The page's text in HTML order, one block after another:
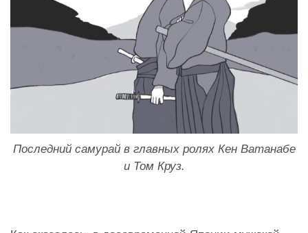
Последний самурай в главных ролях Кен Ватанабе
и Том Круз.